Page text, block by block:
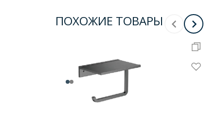
ПОХОЖИЕ ТОВАРЫ